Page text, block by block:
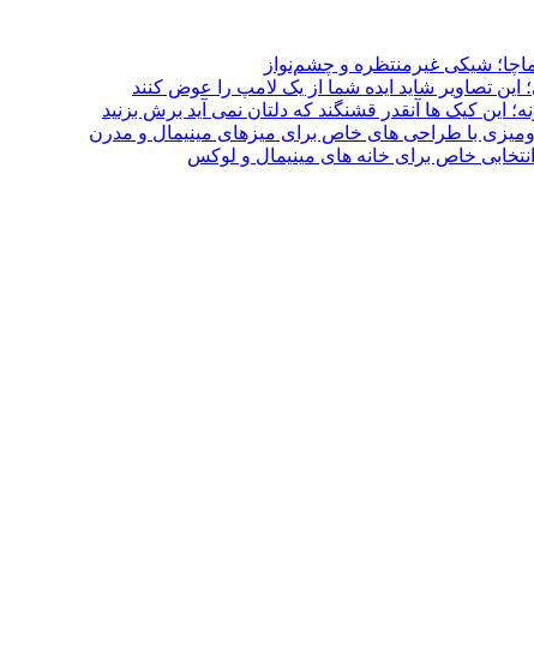
شیکی غیرمنتظره و چشم‌نواز
این تصاویر شاید ایده شما از یک لامپ را عوض کنند
این کیک ها آنقدر قشنگند که دلتان نمی آید برش بزنید
با طراحی های خاص برای میزهای مینیمال و مدرن
خاص برای خانه های مینیمال و لوکس